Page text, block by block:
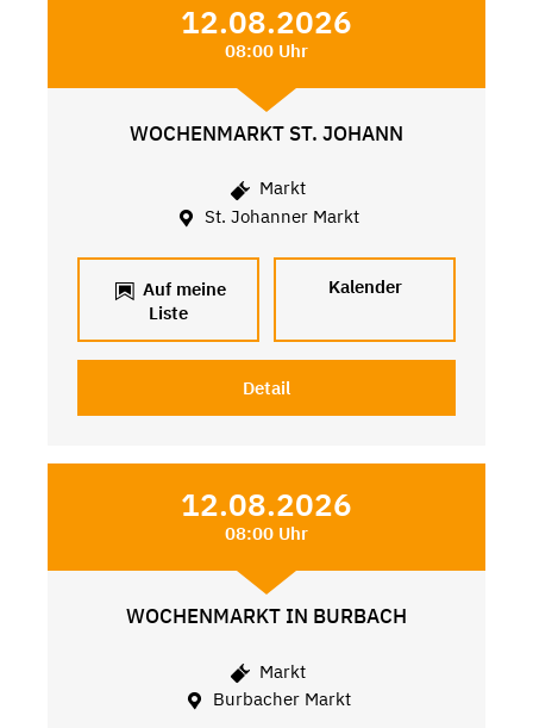
12.08.2026
08:00 Uhr
WOCHENMARKT ST. JOHANN
Markt
St. Johanner Markt
Auf meine
Liste
Kalender
Detail
12.08.2026
08:00 Uhr
WOCHENMARKT IN BURBACH
Markt
Burbacher Markt